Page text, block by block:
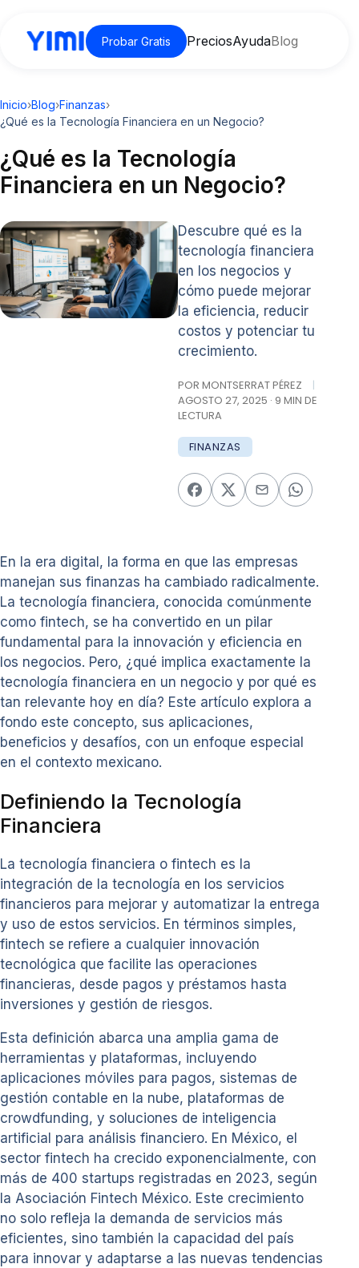
Probar Gratis PreciosAyudaBlog
Inicio›Blog›Finanzas›
¿Qué es la Tecnología Financiera en un Negocio?
¿Qué es la Tecnología
Financiera en un Negocio?
Descubre qué es la
tecnología financiera
en los negocios y
cómo puede mejorar
la eficiencia, reducir
costos y potenciar tu
crecimiento.
POR MONTSERRAT PÉREZ
|
AGOSTO 27, 2025 · 9 MIN DE
LECTURA
FINANZAS
En la era digital, la forma en que las empresas
manejan sus finanzas ha cambiado radicalmente.
La tecnología financiera, conocida comúnmente
como fintech, se ha convertido en un pilar
fundamental para la innovación y eficiencia en
los negocios. Pero, ¿qué implica exactamente la
tecnología financiera en un negocio y por qué es
tan relevante hoy en día? Este artículo explora a
fondo este concepto, sus aplicaciones,
beneficios y desafíos, con un enfoque especial
en el contexto mexicano.
Definiendo la Tecnología
Financiera
La tecnología financiera o fintech es la
integración de la tecnología en los servicios
financieros para mejorar y automatizar la entrega
y uso de estos servicios. En términos simples,
fintech se refiere a cualquier innovación
tecnológica que facilite las operaciones
financieras, desde pagos y préstamos hasta
inversiones y gestión de riesgos.
Esta definición abarca una amplia gama de
herramientas y plataformas, incluyendo
aplicaciones móviles para pagos, sistemas de
gestión contable en la nube, plataformas de
crowdfunding, y soluciones de inteligencia
artificial para análisis financiero. En México, el
sector fintech ha crecido exponencialmente, con
más de 400 startups registradas en 2023, según
la Asociación Fintech México. Este crecimiento
no solo refleja la demanda de servicios más
eficientes, sino también la capacidad del país
para innovar y adaptarse a las nuevas tendencias